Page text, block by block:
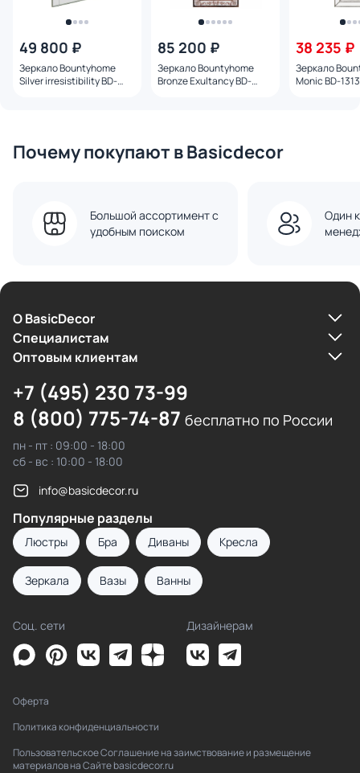
49 800 ₽
Зеркало Bountyhome
Silver irresistibility BD-
85 200 ₽
Зеркало Bountyhome
Bronze Exultancy BD-
38 235 ₽
Зеркало
Monic BD-
Почему покупают в Basicdecor
Большой ассортимент с
удобным поиском
Один
О BasicDecor
Cпециалистам
Оптовым клиентам
+7 (495) 230 73-99
8 (800) 775-74-87 бесплатно по России
пн - пт : 09:00 - 18:00
сб - вс : 10:00 - 18:00
info@basicdecor.ru
Популярные разделы
Люстры Бра Диваны Кресла
Зеркала Вазы Ванны
Соц. сети Дизайнерам
Оферта
Политика конфиденциальности
Пользовательское Соглашение на заимствование и размещение
материалов на Сайте basicdecor.ru